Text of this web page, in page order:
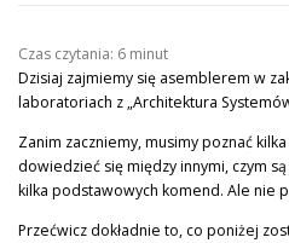
Czas czytania: 6 minut
Dzisiaj zajmiemy się asemblerem w
laboratoriach z „Architektura
Zanim zaczniemy, musimy poznać
dowiedzieć się między innymi, czym
kilka podstawowych komend. Ale nie
Przećwicz dokładnie to, co poniżej